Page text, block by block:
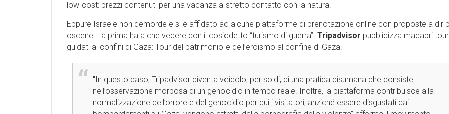
low-cost: prezzi contenuti per una vacanza a stretto contatto con la natura.
Eppure Israele non demorde e si è affidato ad alcune piattaforme di prenotazione online con proposte a dir
oscene. La prima ha a che vedere con il cosiddetto “turismo di guerra”. Tripadvisor pubblicizza macabri tour
guidati ai confini di Gaza: Tour del patrimonio e dell’eroismo al confine di Gaza.
''In questo caso, Tripadvisor diventa veicolo, per soldi, di una pratica disumana che consiste
nell’osservazione morbosa di un genocidio in tempo reale. Inoltre, la piattaforma contribuisce alla
normalizzazione dell’orrore e del genocidio per cui i visitatori, anziché essere disgustati dai